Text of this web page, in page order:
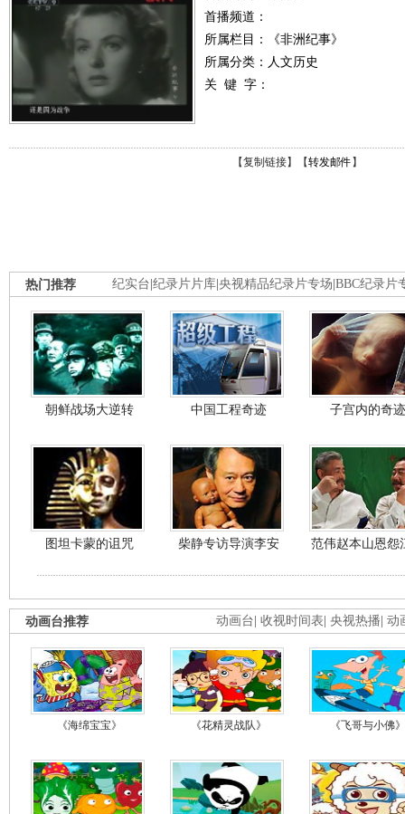
首播频道：
所属栏目：
《非洲纪事》
所属分类：人文历史
关 键 字：
【复制链接】【转发邮件 】
纪实台 纪录片片库 央视精品纪录片专场 BBC纪录片
热门推荐
朝鲜战场大逆转 中国工程奇迹 子宫内的奇迹
图坦卡蒙的诅咒 柴静专访导演李安 范伟赵本山恩怨
动画台 收视时间表 央视热播 动
动画台推荐
《海绵宝宝》 《花精灵战队》 《飞哥与小佛》